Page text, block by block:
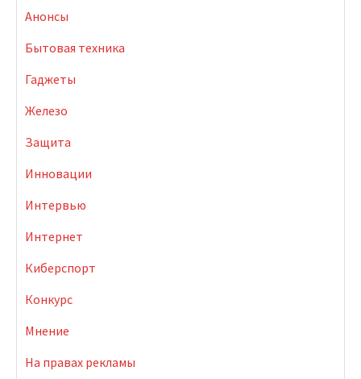
Анонсы
Бытовая техника
Гаджеты
Железо
Защита
Инновации
Интервью
Интернет
Киберспорт
Конкурс
Мнение
На правах рекламы